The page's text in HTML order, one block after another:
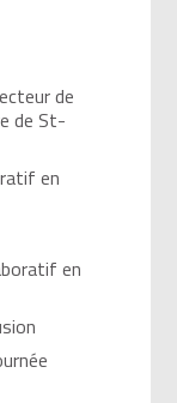
de
de St-
en
en